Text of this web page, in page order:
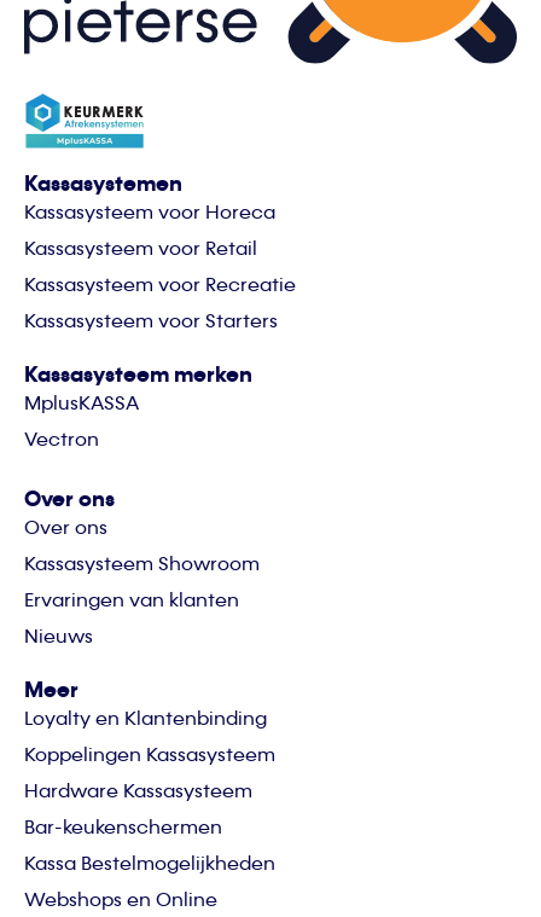
Kassasystemen
Kassasysteem voor Horeca
Kassasysteem voor Retail
Kassasysteem voor Recreatie
Kassasysteem voor Starters
Kassasysteem merken
MplusKASSA
Vectron
Over ons
Over ons
Kassasysteem Showroom
Ervaringen van klanten
Nieuws
Meer
Loyalty en Klantenbinding
Koppelingen Kassasysteem
Hardware Kassasysteem
Bar-keukenschermen
Kassa Bestelmogelijkheden
Webshops en Online